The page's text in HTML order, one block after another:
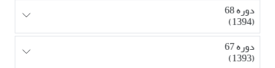
دوره 68
(1394)
دوره 67
(1393)